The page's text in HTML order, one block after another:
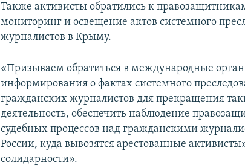
Также активисты обратились к
мониторинг и освещение актов системного
журналистов в Крыму.
«Призываем обратиться в международные
информирования о фактах системного
гражданских журналистов для прекращения
деятельность, обеспечить наблюдение
судебных процессов над гражданскими
России, куда вывозятся арестованные
солидарности».